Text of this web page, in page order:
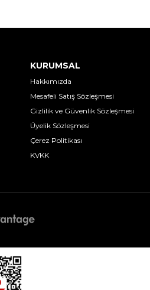
KURUMSAL
Hakkımızda
Mesafeli Satış Sözleşmesi
Gizlilik ve Güvenlik Sözleşmesi
Üyelik Sözleşmesi
Çerez Politikası
KVKK